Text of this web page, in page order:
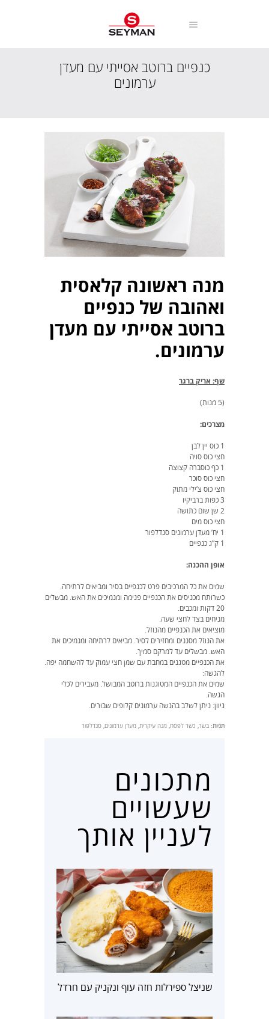
כנפיים ברוטב אסייתי עם מעדן
ערמונים
מנה ראשונה קלאסית
ואהובה של כנפיים
ברוטב אסייתי עם מעדן
ערמונים.
שף: אריק ברגר
(5 מנות)
מצרכים:
1 כוס יין לבן
חצי כוס סויה
1 כף כוסברה קצוצה
חצי כוס סוכר
חצי כוס צ’ילי מתוק
3 כפות ברביקיו
2 שן שום כתושה
חצי כוס מים
1 יח’ מעדן ערמונים סנדלפור
1 ק”ג כנפיים
אופן ההכנה:
שמים את כל המרכיבים פרט לכנפיים בסיר ומביאים לרתיחה.
כשרותח מכניסים את הכנפיים פנימה ומנמיכים את האש. מבשלים
20 דקות ומכבים.
מניחים בצד לחצי שעה.
מוציאים את הכנפיים מהנוזל.
את הנוזל מסננים ומחזירים לסיר. מביאים לרתיחה ומנמיכים את
האש. מבשלים עד למרקם סמיך.
את הכנפיים מטגנים במחבת עם שמן חצי עמוק עד להשחמה יפה.
להגשה:
שמים את הכנפיים המטוגנות ברוטב המבושל. מעבירים לכלי
הגשה.
גיוון: ניתן לשלב בהגשה ערמונים קלופים שבורים.
תגיות: בשר, כשר לפסח, מנה עיקרית, מעדן ערמונים, סנדלפור
מתכונים
שעשויים
לעניין אותך
שניצל ספירלות חזה עוף ונקניק עם חרדל